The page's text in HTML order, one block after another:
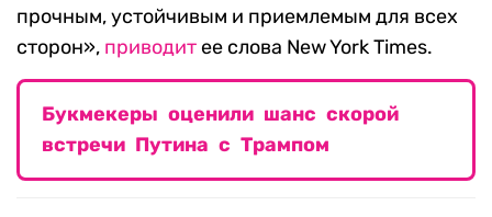
прочным, устойчивым и приемлемым для всех
сторон», приводитее слова New York Times.
Букмекеры оценили шанс скорой
встречи Путина с Трампом